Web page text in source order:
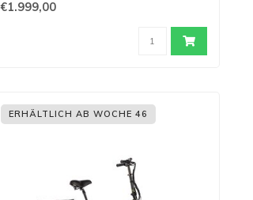
€1.999,00
ERHÄLTLICH AB WOCHE 46